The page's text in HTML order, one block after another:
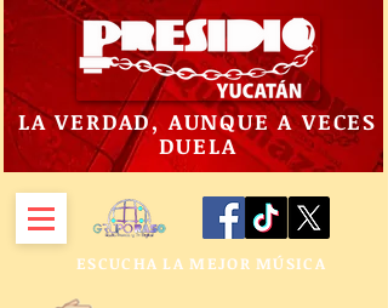
LA VERDAD, AUNQUE A VECES
DUELA
ESCUCHA LA MEJOR MÚSICA